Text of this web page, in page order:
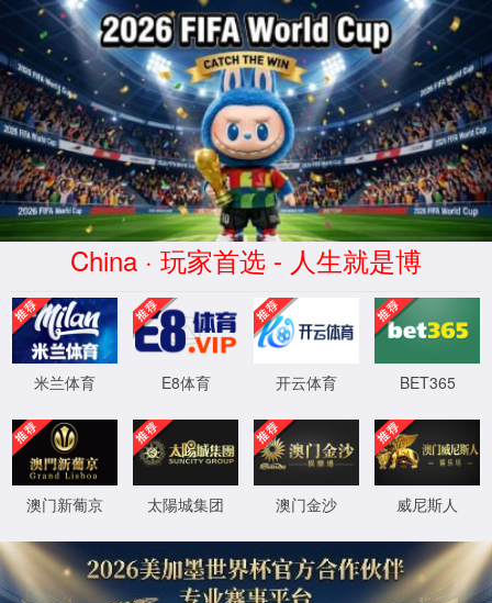
yd2333云顶官网
此功能维护升级中，给您带来不便深感抱
XML 地图